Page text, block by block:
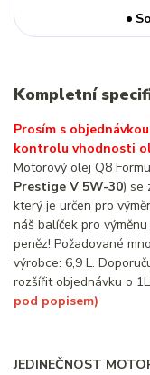
Kompletní
Prosím s
kontrolu vhodnosti
Motorový olej Q8
Prestige V 5W-30) se
který je určen pro
náš balíček pro
peněz! Požadované
výrobce: 6,9 L.
rozšířit objednávku o
pod popisem)
JEDINEČNOST